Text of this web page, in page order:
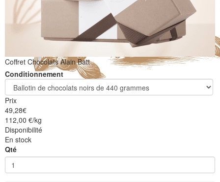
Coffret Chocolats Alain Batt
Conditionnement
Prix
49,28€
112,00 €/kg
Disponibilité
En stock
Qté